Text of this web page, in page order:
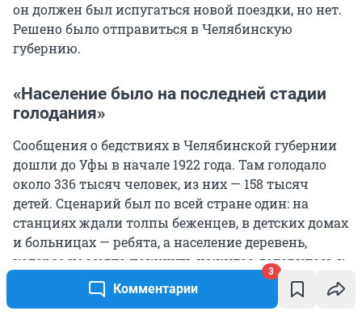
Комментарии
3
он должен был испугаться новой поездки, но нет.
Решено было отправиться в Челябинскую
губернию.
«Население было на последней стадии
голодания»
Сообщения о бедствиях в Челябинской губернии
дошли до Уфы в начале 1922 года. Там голодало
около 336 тысяч человек, из них — 158 тысяч
детей. Сценарий был по всей стране один: на
станциях ждали толпы беженцев, в детских домах
и больницах — ребята, а население деревень,
которое не могло покинуть нажитое, готовилось к